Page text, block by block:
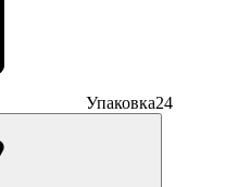
Упаковка24